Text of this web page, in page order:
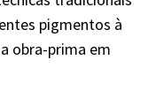
pigmentos à
obra-prima em